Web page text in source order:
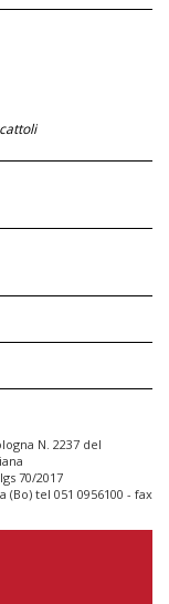
N. 2237 del
70/2017
tel 051 0956100 - fax